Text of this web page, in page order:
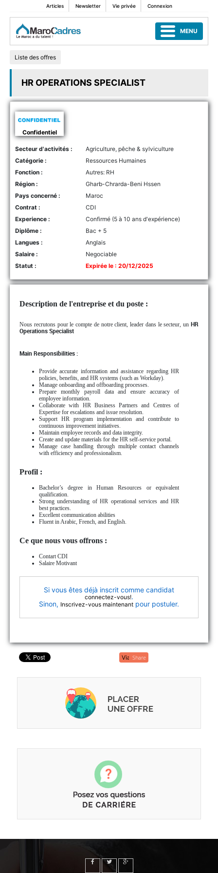
Articles Newsletter Vie privée Connexion
MENU
Liste des offres
HR OPERATIONS SPECIALIST
Confidentiel
Secteur d'activités :
Agriculture, pêche & sylviculture
Catégorie :
Ressources Humaines
Fonction :
Autres: RH
Région :
Gharb-Chrarda-Beni Hssen
Pays concerné :
Maroc
Contrat :
CDI
Experience :
Confirmé (5 à 10 ans d'expérience)
Diplôme :
Bac + 5
Langues :
Anglais
Salaire :
Negociable
Statut :
Expirée le : 20/12/2025
Description de l'entreprise et du poste :
Nous recrutons pour le compte de notre client, leader dans le secteur, un HR
Operations Specialist
Main Responsibilities :
Provide accurate information and assistance regarding HR
policies, benefits, and HR systems (such as Workday).
Manage onboarding and offboarding processes.
Prepare monthly payroll data and ensure accuracy of
employee information.
Collaborate with HR Business Partners and Centres of
Expertise for escalations and issue resolution.
Support HR program implementation and contribute to
continuous improvement initiatives.
Maintain employee records and data integrity.
Create and update materials for the HR self-service portal.
Manage case handling through multiple contact channels
with efficiency and professionalism.
Profil :
Bachelor’s degree in Human Resources or equivalent
qualification.
Strong understanding of HR operational services and HR
best practices.
Excellent communication abilities
Fluent in Arabic, French, and English.
Ce que nous vous offrons :
Contart CDI
Salaire Motivant
Si vous êtes déjà inscrit comme candidat
connectez-vous!.
Sinon, Inscrivez-vous maintenant pour postuler.
Share